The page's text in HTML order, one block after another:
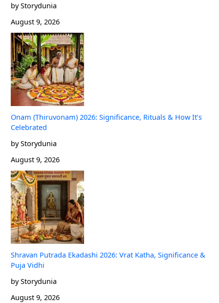
by Storydunia
August 9, 2026
Onam (Thiruvonam) 2026: Significance, Rituals & How It’s
Celebrated
by Storydunia
August 9, 2026
Shravan Putrada Ekadashi 2026: Vrat Katha, Significance &
Puja Vidhi
by Storydunia
August 9, 2026